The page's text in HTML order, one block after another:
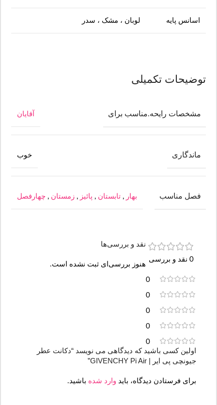
اسانس پایه لوبان ، مشک ، سدر
توضیحات تکمیلی
مشخصات رایحه.مناسب برای آقایان
ماندگاری خوب
فصل مناسب بهار , تابستان , پائیز , زمستان , چهارفصل
0 نقد و بررسی
0
0
0
0
0
نقد و بررسی‌ها
هنوز بررسی‌ای ثبت نشده است.
اولین کسی باشید که دیدگاهی می نویسد “دکانت عطر
جیونچی پی ایر | GIVENCHY Pi Air”
برای فرستادن دیدگاه، باید وارد شده باشید.